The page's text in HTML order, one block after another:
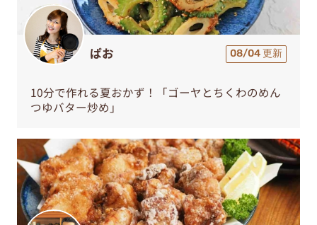
ぱお 08/04 更新
10分で作れる夏おかず！「ゴーヤとちくわのめん
つゆバター炒め」